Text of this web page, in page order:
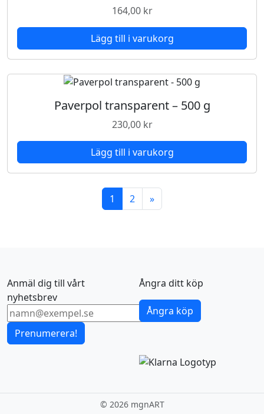
164,00 kr
Lägg till i varukorg
Paverpol transparent – 500 g
230,00 kr
Lägg till i varukorg
1 2 »
Anmäl dig till vårt
nyhetsbrev
Prenumerera!
Ångra ditt köp
Ångra köp
© 2026 mgnART